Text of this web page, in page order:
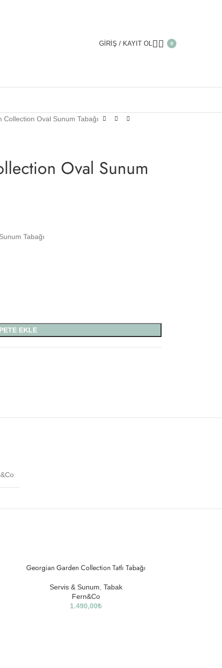
GIRIŞ / KAYIT OL 0
Collection Oval Sunum Tabağı
Oval Sunum
Tabağı
EKLE
Georgian Garden Collection Tatlı Tabağı
Servis & Sunum Tabak
Fern&Co
1.490,00₺